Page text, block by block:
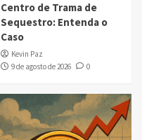
Centro de Trama de
Sequestro: Entenda o
Caso
Kevin Paz
9 de agosto de 2026
0